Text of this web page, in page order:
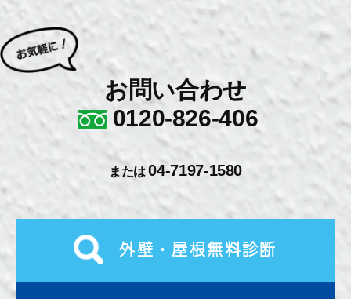
お問い合わせ
0120-826-406
または04-7197-1580
外壁・屋根無料診断